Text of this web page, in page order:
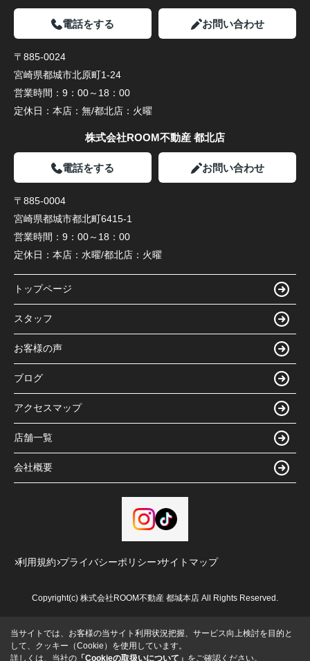
電話をする お問い合わせ
〒885-0024
宮崎県都城市北原町1-24
営業時間： 9：00～18：00
定休日： 本店：無/都北店：火曜
株式会社ROOM不動産 都北店
電話をする お問い合わせ
〒885-0004
宮崎県都城市都北町6415-1
営業時間： 9：00～18：00
定休日： 本店：水曜/都北店：火曜
トップページ
スタッフ
お客様の声
ブログ
アクセスマップ
店舗一覧
会社概要
利用規約 プライバシーポリシー サイトマップ
Copyright(c) 株式会社ROOM不動産 都城本店 All Rights Reserved.
当サイトでは、お客様の当サイト利用状況把握、サービス向上検討を目的と
して、クッキー（Cookie）を使用しています。
詳しくは、当社の 「Cookieの取扱いについて」 をご確認ください。